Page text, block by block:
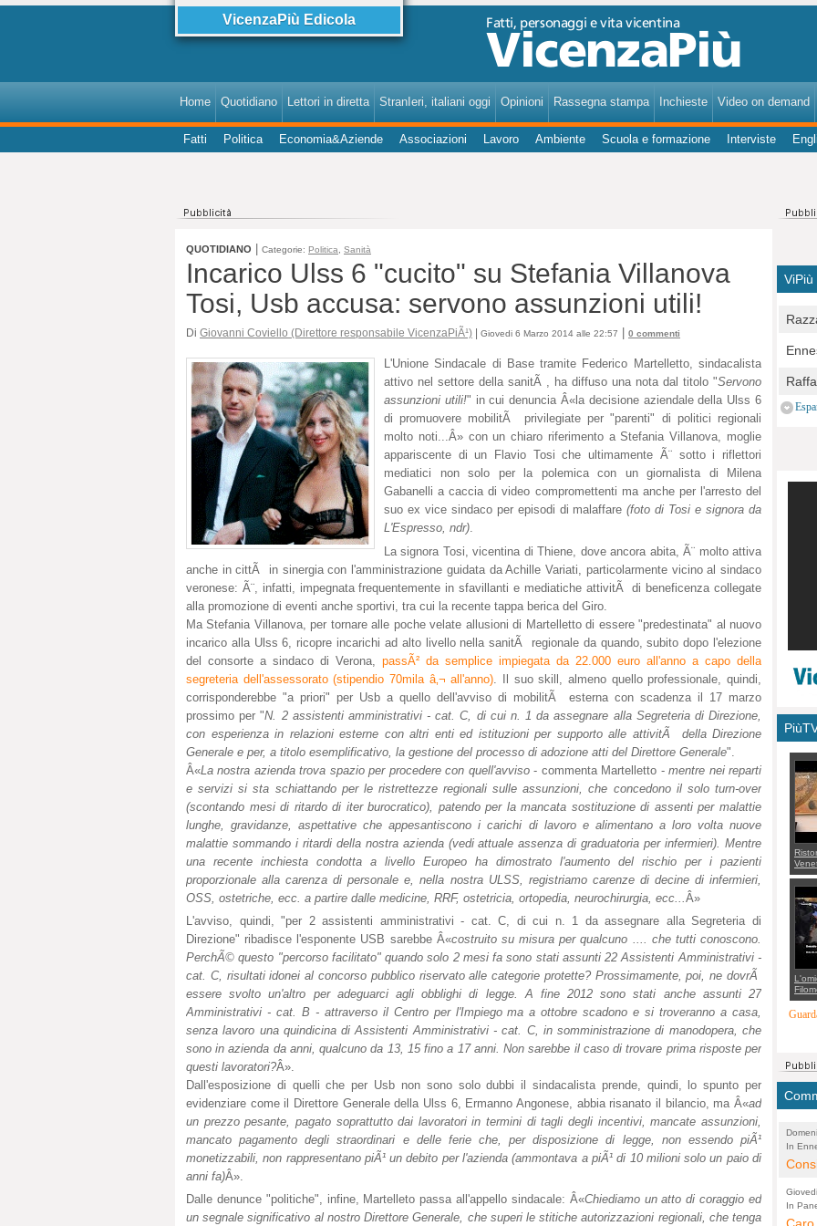
VicenzaPiù Edicola
Home Quotidiano Lettori in diretta StranIeri, italiani oggi Opinioni Rassegna stampa Inchieste Video on demand
Fatti Politica Economia&Aziende Associazioni Lavoro Ambiente Scuola e formazione Interviste
QUOTIDIANO Categorie: Politica Sanità
Incarico Ulss 6 "cucito" su Stefania Villanova
Tosi, Usb accusa: servono assunzioni utili!
Di Giovanni Coviello (Direttore responsabile VicenzaPiÃ¹) | Giovedi 6 Marzo 2014 alle 22:57 0 commenti
L'Unione Sindacale di Base tramite Federico Martelletto, sindacalista
attivo nel settore della sanitÃ , ha diffuso una nota dal titolo "Servono
assunzioni utili!" in cui denuncia Â«la decisione aziendale della Ulss 6
di promuovere mobilitÃ privilegiate per "parenti" di politici regionali
molto noti...Â» con un chiaro riferimento a Stefania Villanova, moglie
appariscente di un Flavio Tosi che ultimamente Ã¨ sotto i riflettori
mediatici non solo per la polemica con un giornalista di Milena
Gabanelli a caccia di video compromettenti ma anche per l'arresto del
suo ex vice sindaco per episodi di malaffare(foto di Tosi e signora da
L'Espresso, ndr).
La signora Tosi, vicentina di Thiene, dove ancora abita, Ã¨ molto attiva
anche in cittÃ in sinergia con l'amministrazione guidata da Achille Variati, particolarmente vicino al sindaco
veronese: Ã¨, infatti, impegnata frequentemente in sfavillanti e mediatiche attivitÃ di beneficenza collegate
alla promozione di eventi anche sportivi, tra cui la recente tappa berica del Giro.
Ma Stefania Villanova, per tornare alle poche velate allusioni di Martelletto di essere "predestinata" al nuovo
incarico alla Ulss 6, ricopre incarichi ad alto livello nella sanitÃ regionale da quando, subito dopo l'elezione
del consorte a sindaco di Verona, passÃ² da semplice impiegata da 22.000 euro all'anno a capo della
segreteria dell'assessorato (stipendio 70mila â‚¬ all'anno) . Il suo skill, almeno quello professionale, quindi,
corrisponderebbe "a priori" per Usb a quello dell'avviso di mobilitÃ esterna con scadenza il 17 marzo
prossimo per "N. 2 assistenti amministrativi - cat. C, di cui n. 1 da assegnare alla Segreteria di Direzione,
con esperienza in relazioni esterne con altri enti ed istituzioni per supporto alle attivitÃ della Direzione
Generale e per, a titolo esemplificativo, la gestione del processo di adozione atti del Direttore Generale".
Â«La nostra azienda trova spazio per procedere con quell'avviso- commenta Martelletto -mentre nei reparti
e servizi si sta schiattando per le ristrettezze regionali sulle assunzioni, che concedono il solo turn-over
(scontando mesi di ritardo di iter burocratico), patendo per la mancata sostituzione di assenti per malattie
lunghe, gravidanze, aspettative che appesantiscono i carichi di lavoro e alimentano a loro volta nuove
malattie sommando i ritardi della nostra azienda (vedi attuale assenza di graduatoria per infermieri). Mentre
una recente inchiesta condotta a livello Europeo ha dimostrato l'aumento del rischio per i pazienti
proporzionale alla carenza di personale e, nella nostra ULSS, registriamo carenze di decine di infermieri,
OSS, ostetriche, ecc. a partire dalle medicine, RRF, ostetricia, ortopedia, neurochirurgia, ecc... Â»
L'avviso, quindi, "per 2 assistenti amministrativi - cat. C, di cui n. 1 da assegnare alla Segreteria di
Direzione" ribadisce l'esponente USB sarebbe Â«costruito su misura per qualcuno .... che tutti conoscono.
PerchÃ© questo "percorso facilitato" quando solo 2 mesi fa sono stati assunti 22 Assistenti Amministrativi -
cat. C, risultati idonei al concorso pubblico riservato alle categorie protette? Prossimamente, poi, ne dovrÃ
essere svolto un'altro per adeguarci agli obblighi di legge. A fine 2012 sono stati anche assunti 27
Amministrativi - cat. B - attraverso il Centro per l'Impiego ma a ottobre scadono e si troveranno a casa,
senza lavoro una quindicina di Assistenti Amministrativi - cat. C, in somministrazione di manodopera, che
sono in azienda da anni, qualcuno da 13, 15 fino a 17 anni. Non sarebbe il caso di trovare prima risposte per
questi lavoratori?Â».
Dall'esposizione di quelli che per Usb non sono solo dubbi il sindacalista prende, quindi, lo spunto per
evidenziare come il Direttore Generale della Ulss 6, Ermanno Angonese, abbia risanato il bilancio, ma Â«ad
un prezzo pesante, pagato soprattutto dai lavoratori in termini di tagli degli incentivi, mancate assunzioni,
mancato pagamento degli straordinari e delle ferie che, per disposizione di legge, non essendo piÃ¹
monetizzabili, non rappresentano piÃ¹ un debito per l'azienda (ammontava a piÃ¹ di 10 milioni solo un paio di
anni fa)Â».
Dalle denunce "politiche", infine, Martelleto passa all'appello sindacale: Â«Chiediamo un atto di coraggio ed
un segnale significativo al nostro Direttore Generale, che superi le stitiche autorizzazioni regionali, che tenga
ViPiù
per
E
con
In
In